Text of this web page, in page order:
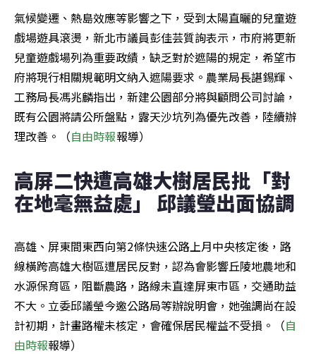
氣候變遷、熱島效應等影響之下，受到太陽直曬的兒童遊
戲場遊具滾燙，新北市議員彭佳芸質詢表示，市府將更新
兒童遊戲場列為重要政績，缺乏對於遮陽的規定，希望市
府將現行相關規範明文納入遮陽要求。農業局長諶錫輝、
工務局長馮兆麟指出，新建公園部分將與顧問公司討論，
既有公園將請公所盤點，露天沙坑列為優先改善，陸續辦
理改善。（自由時報報導）
高屏二快遭高雄大樹居民批「對
在地毫無益處」 邱議瑩出面協調
高雄、屏東間東西向第2條快速公路上月中央核定後，路
線橫跨高雄大樹區遭居民反對，認為會影響丘陵地農地和
水源保育區，阻斷農路，路線未直達屏東市區，交通助益
不大。立委邱議瑩今邀公路局等辦說明會，她強調尚在設
計初期，計畫路權未核定，會確保居民權益不受損。（自
由時報報導）